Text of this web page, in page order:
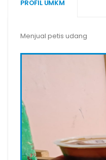
PROFIL UMKM
Menjual petis udang